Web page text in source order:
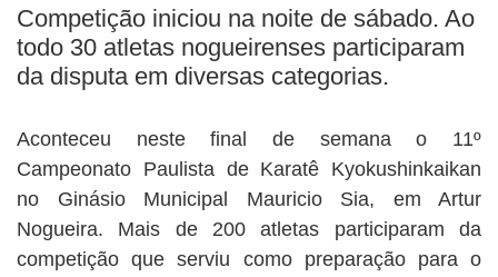
Competição iniciou na noite de sábado. Ao
todo 30 atletas nogueirenses participaram
da disputa em diversas categorias.
Aconteceu neste final de semana o 11º
Campeonato Paulista de Karatê Kyokushinkaikan
no Ginásio Municipal Mauricio Sia, em Artur
Nogueira. Mais de 200 atletas participaram da
competição que serviu como preparação para o